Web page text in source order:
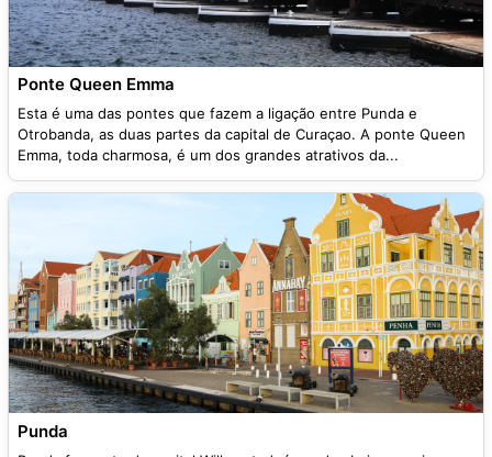
Ponte Queen Emma
Esta é uma das pontes que fazem a ligação entre Punda e
Otrobanda, as duas partes da capital de Curaçao. A ponte Queen
Emma, toda charmosa, é um dos grandes atrativos da...
Punda